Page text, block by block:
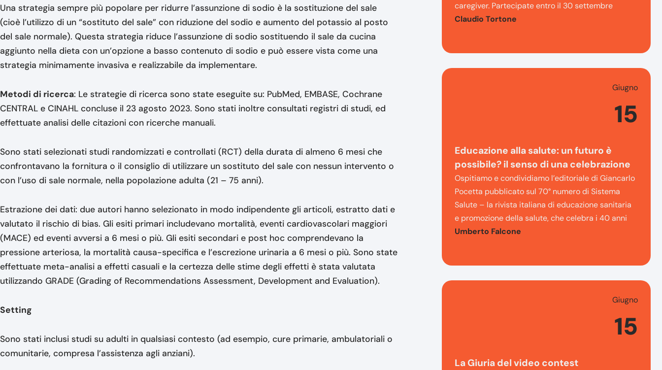
Una strategia sempre più popolare per ridurre l’assunzione di sodio è la sostituzione del sale
(cioè l’utilizzo di un “sostituto del sale” con riduzione del sodio e aumento del potassio al posto
del sale normale). Questa strategia riduce l’assunzione di sodio sostituendo il sale da cucina
aggiunto nella dieta con un’opzione a basso contenuto di sodio e può essere vista come una
strategia minimamente invasiva e realizzabile da implementare.
Metodi di ricerca: Le strategie di ricerca sono state eseguite su: PubMed, EMBASE, Cochrane
CENTRAL e CINAHL concluse il 23 agosto 2023. Sono stati inoltre consultati registri di studi, ed
effettuate analisi delle citazioni con ricerche manuali.
Sono stati selezionati studi randomizzati e controllati (RCT) della durata di almeno 6 mesi che
confrontavano la fornitura o il consiglio di utilizzare un sostituto del sale con nessun intervento o
con l’uso di sale normale, nella popolazione adulta (21 – 75 anni).
Estrazione dei dati: due autori hanno selezionato in modo indipendente gli articoli, estratto dati e
valutato il rischio di bias. Gli esiti primari includevano mortalità, eventi cardiovascolari maggiori
(MACE) ed eventi avversi a 6 mesi o più. Gli esiti secondari e post hoc comprendevano la
pressione arteriosa, la mortalità causa-specifica e l’escrezione urinaria a 6 mesi o più. Sono state
effettuate meta-analisi a effetti casuali e la certezza delle stime degli effetti è stata valutata
utilizzando GRADE (Grading of Recommendations Assessment, Development and Evaluation).
Setting
Sono stati inclusi studi su adulti in qualsiasi contesto (ad esempio, cure primarie, ambulatoriali o
comunitarie, compresa l’assistenza agli anziani).
caregiver. Partecipate entro il 30 settembre
Claudio Tortone
Giugno
15
Educazione alla salute: un futuro è
possibile? il senso di una celebrazione
Ospitiamo e condividiamo l’editoriale di Giancarlo
Pocetta pubblicato sul 70° numero di Sistema
Salute – la rivista italiana di educazione sanitaria
e promozione della salute, che celebra i 40 anni
Umberto Falcone
Giugno
15
La Giuria del video contest